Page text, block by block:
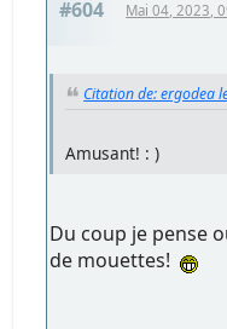
#604 Mai 04, 2023,
Citation de: ergodea
Amusant! : )
Du coup je pense
de mouettes!